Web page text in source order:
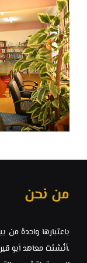
من نحن
باعتبارها واحدة من